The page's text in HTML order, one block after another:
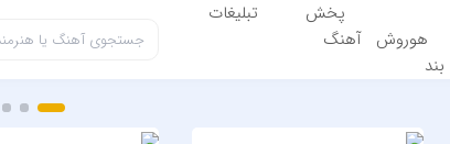
هوروش
بند
پخش
آهنگ
تبلیغات